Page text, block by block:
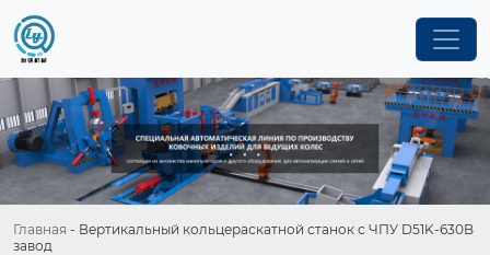
Главная - Вертикальный кольцераскатной станок с ЧПУ D51K-630B
завод